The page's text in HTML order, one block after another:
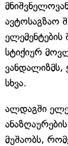
ავტოსაგზაო
ელემენტების
სტიქიურ
ვანდალიზმს,
სხვა.
ალდაგში
მუშაობს,